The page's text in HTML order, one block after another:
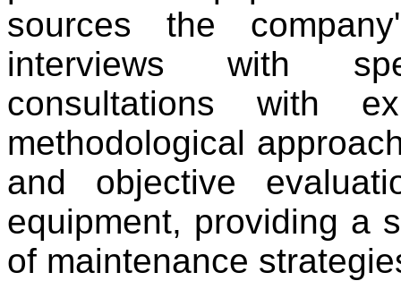
sources the
interviews with
consultations with
methodological
and objective
equipment, providing a
of maintenance